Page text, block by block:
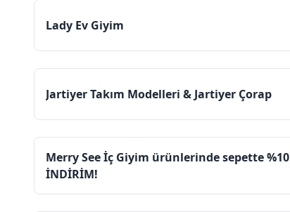
Lady Ev Giyim
Jartiyer Takım Modelleri & Jartiyer Çorap
Merry See İç Giyim ürünlerinde sepette %10
İNDİRİM!